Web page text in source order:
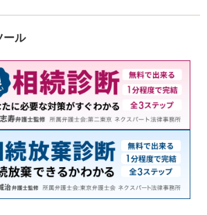
ださい。【熊本市中心部】地
弁護士です。
ール